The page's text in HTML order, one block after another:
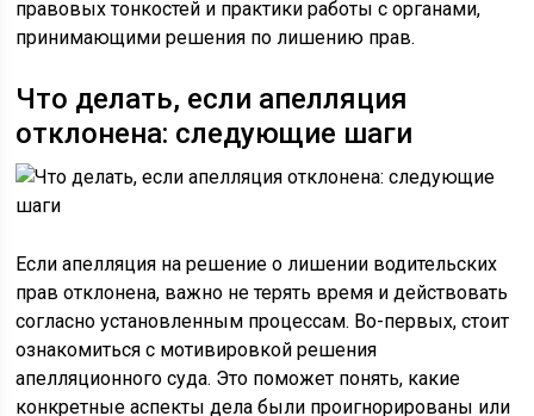
правовых тонкостей и практики работы с органами,
принимающими решения по лишению прав.
Что делать, если апелляция
отклонена: следующие шаги
Если апелляция на решение о лишении водительских
прав отклонена, важно не терять время и действовать
согласно установленным процессам. Во-первых, стоит
ознакомиться с мотивировкой решения
апелляционного суда. Это поможет понять, какие
конкретные аспекты дела были проигнорированы или